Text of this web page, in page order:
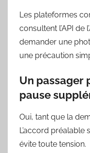
Les plateformes
consultent l’API de
demander une
une précaution
Un passager
pause
Oui, tant que la
L’accord préalable
évite toute tension.